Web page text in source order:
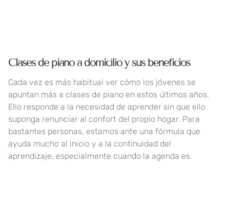
Clases de piano a domicilio y sus beneficios
Cada vez es más habitual ver cómo los jóvenes se
apuntan más a clases de piano en estos últimos años.
Ello responde a la necesidad de aprender sin que ello
suponga renunciar al confort del propio hogar. Para
bastantes personas, estamos ante una fórmula que
ayuda mucho al inicio y a la continuidad del
aprendizaje, especialmente cuando la agenda es